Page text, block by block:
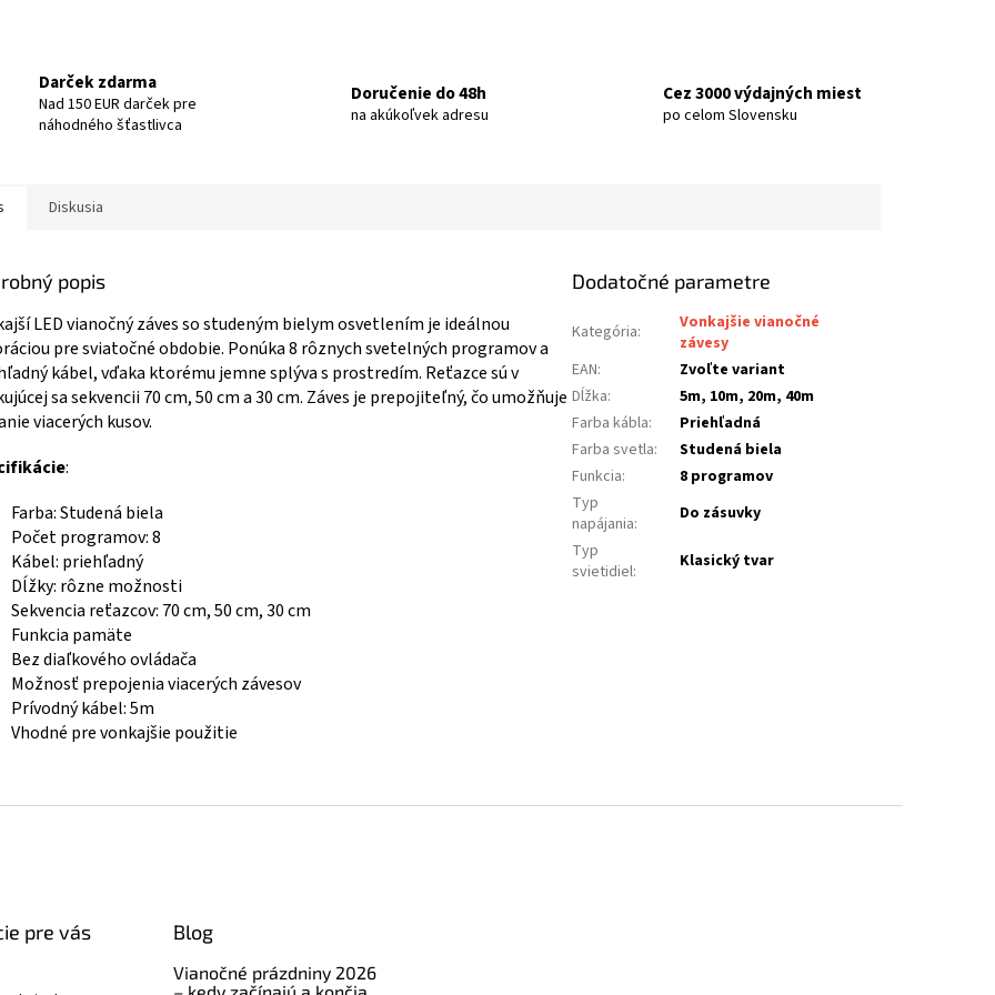
Darček zdarma
Nad 150 EUR darček pre
náhodného šťastlivca
Doručenie do 48h
na akúkoľvek adresu
Cez 3000 výdajných miest
po celom Slovensku
Diskusia
popis
LED vianočný záves so studeným bielym osvetlením je ideálnou
pre sviatočné obdobie. Ponúka 8 rôznych svetelných programov a
kábel, vďaka ktorému jemne splýva s prostredím. Reťazce sú v
sa sekvencii 70 cm, 50 cm a 30 cm. Záves je prepojiteľný, čo umožňuje
viacerých kusov.
:
Farba: Studená biela
Počet programov: 8
Kábel: priehľadný
Dĺžky: rôzne možnosti
Sekvencia reťazcov: 70 cm, 50 cm, 30 cm
Funkcia pamäte
Bez diaľkového ovládača
Možnosť prepojenia viacerých závesov
Prívodný kábel: 5m
Vhodné pre vonkajšie použitie
Dodatočné parametre
Kategória:
Vonkajšie vianočné
závesy
EAN:
Zvoľte variant
Dĺžka:
5m, 10m, 20m, 40m
Farba kábla:
Priehľadná
Farba svetla:
Studená biela
Funkcia:
8 programov
Typ
napájania:
Do zásuvky
Typ
svietidiel: Klasický tvar
pre vás Blog
Vianočné prázdniny 2026